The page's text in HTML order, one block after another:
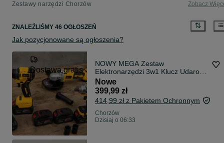
Zestawy narzędzi Chorzów Zobacz
ZNALEŹLIŚMY 46 OGŁOSZEŃ
Jak pozycjonowane są ogłoszenia?
Dostawa gratis
NOWY MEGA Zestaw
Elektronarzędzi 3w1 Klucz Udarowy
Szlifierka Wkrętarka 2 Akumulatory
6Ah Walizka 48V Elektronarzędzia
Akumulatorowe + WYSYŁKA 24H
Nowe
399,99 zł
414,99 zł z Pakietem Ochronnym
Chorzów
Dzisiaj o 06:33